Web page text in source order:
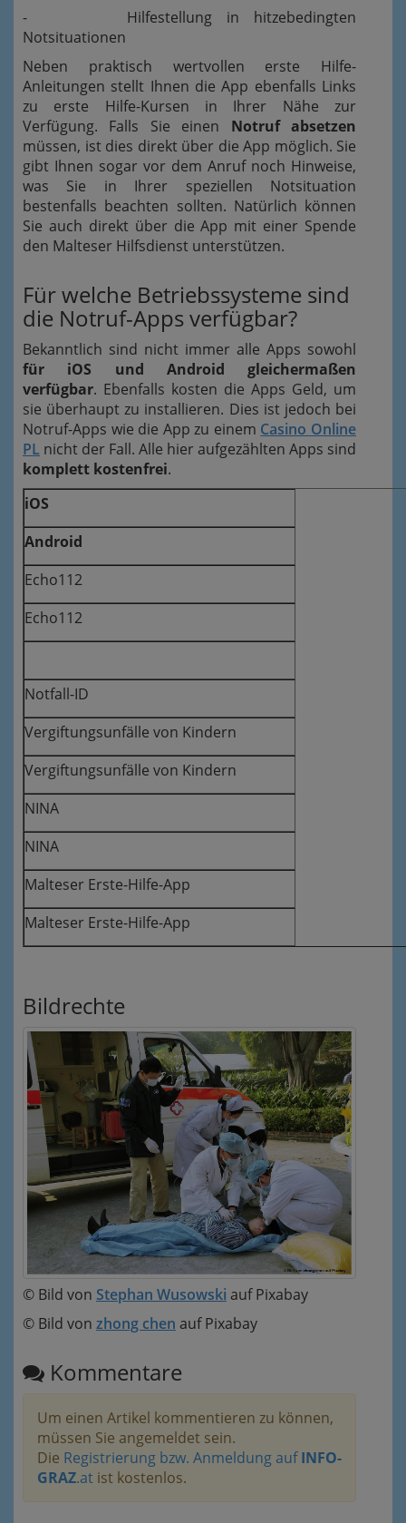
- Hilfestellung in hitzebedingten
Notsituationen
Neben praktisch wertvollen erste Hilfe-
Anleitungen stellt Ihnen die App ebenfalls Links
zu erste Hilfe-Kursen in Ihrer Nähe zur
Verfügung. Falls Sie einen Notruf absetzen
müssen, ist dies direkt über die App möglich. Sie
gibt Ihnen sogar vor dem Anruf noch Hinweise,
was Sie in Ihrer speziellen Notsituation
bestenfalls beachten sollten. Natürlich können
Sie auch direkt über die App mit einer Spende
den Malteser Hilfsdienst unterstützen.
Für welche Betriebssysteme sind
die Notruf-Apps verfügbar?
Bekanntlich sind nicht immer alle Apps sowohl
für iOS und Android gleichermaßen
verfügbar. Ebenfalls kosten die Apps Geld, um
sie überhaupt zu installieren. Dies ist jedoch bei
Notruf-Apps wie die App zu einem Casino Online
PL nicht der Fall. Alle hier aufgezählten Apps sind
komplett kostenfrei.
iOS
Android
Echo112
Echo112
Notfall-ID
Vergiftungsunfälle von Kindern
Vergiftungsunfälle von Kindern
NINA
NINA
Malteser Erste-Hilfe-App
Malteser Erste-Hilfe-App
Bildrechte
© Bild von Stephan Wusowski auf Pixabay
© Bild von zhong chen auf Pixabay
Kommentare
Um einen Artikel kommentieren zu können,
müssen Sie angemeldet sein.
Die Registrierung bzw. Anmeldung aufINFO-
GRAZ.at ist kostenlos.